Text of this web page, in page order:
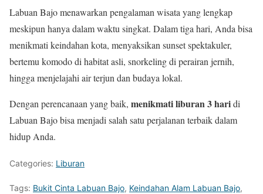
Labuan Bajo menawarkan pengalaman wisata yang lengkap
meskipun hanya dalam waktu singkat. Dalam tiga hari, Anda bisa
menikmati keindahan kota, menyaksikan sunset spektakuler,
bertemu komodo di habitat asli, snorkeling di perairan jernih,
hingga menjelajahi air terjun dan budaya lokal.
Dengan perencanaan yang baik, menikmati liburan 3 haridi
Labuan Bajo bisa menjadi salah satu perjalanan terbaik dalam
hidup Anda.
Categories: Liburan
Tags: Bukit Cinta Labuan Bajo, Keindahan Alam Labuan Bajo,